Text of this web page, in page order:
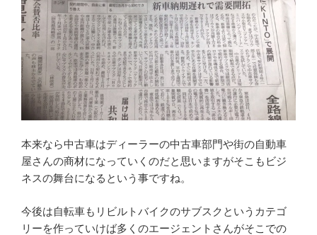
本来なら中古車はディーラーの中古車部門や街の自動車
屋さんの商材になっていくのだと思いますがそこもビジ
ネスの舞台になるという事ですね。
今後は自転車もリビルトバイクのサブスクというカテゴ
リーを作っていけば多くのエージェントさんがそこでの